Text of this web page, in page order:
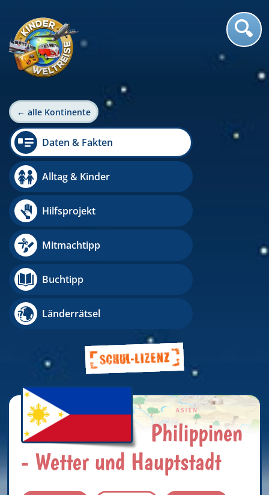
← alle Kontinente
Daten & Fakten
Alltag & Kinder
Hilfsprojekt
Mitmachtipp
Buchtipp
Länderrätsel
Philippinen
- Wetter und Hauptstadt